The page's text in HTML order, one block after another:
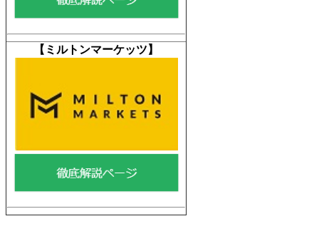
【 ミルトンマーケッツ】